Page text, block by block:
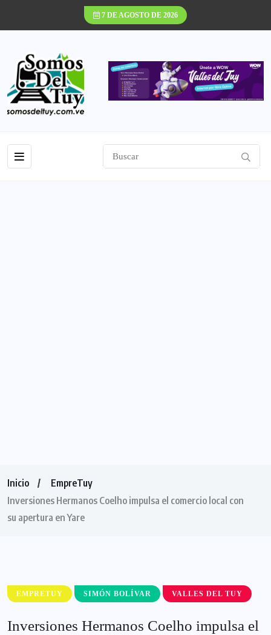
7 DE AGOSTO DE 2026
Inicio
EmpreTuy
Inversiones Hermanos Coelho impulsa el comercio local con
su apertura en Yare
EMPRETUY SIMÓN BOLÍVAR VALLES DEL TUY
Inversiones Hermanos Coelho impulsa el